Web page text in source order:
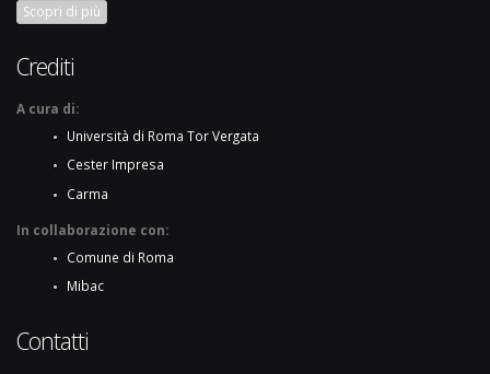
Scopri di più
Crediti
A cura di:
Università di Roma Tor Vergata
Cester Impresa
Carma
In collaborazione con:
Comune di Roma
Mibac
Contatti